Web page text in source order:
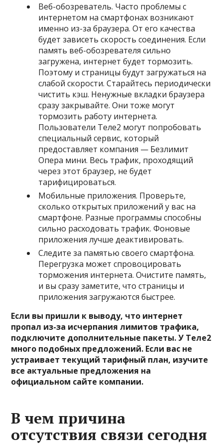
Веб-обозреватель. Часто проблемы с
интернетом на смартфонах возникают
именно из-за браузера. От его качества
будет зависеть скорость соединения. Если
память веб-обозревателя сильно
загружена, интернет будет тормозить.
Поэтому и страницы будут загружаться на
слабой скорости. Старайтесь периодически
чистить кэш. Ненужные вкладки браузера
сразу закрывайте. Они тоже могут
тормозить работу интернета.
Пользователи Теле2 могут попробовать
специальный сервис, который
предоставляет компания — Безлимит
Опера мини. Весь трафик, проходящий
через этот браузер, не будет
тарифицироваться.
Мобильные приложения. Проверьте,
сколько открытых приложений у вас на
смартфоне. Разные программы способны
сильно расходовать трафик. Фоновые
приложения лучше деактивировать.
Следите за памятью своего смартфона.
Перегрузка может спровоцировать
торможения интернета. Очистите память,
и вы сразу заметите, что страницы и
приложения загружаются быстрее.
Если вы пришли к выводу, что интернет
пропал из-за исчерпания лимитов трафика,
подключите дополнительные пакеты. У Теле2
много подобных предложений. Если вас не
устраивает текущий тарифный план, изучите
все актуальные предложения на
официальном сайте компании.
В чем причина
отсутствия связи сегодня